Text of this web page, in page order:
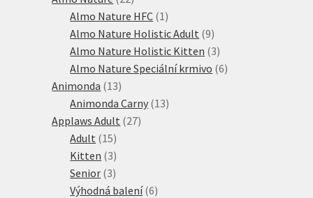
produktů
Almo Nature HFC 1 1
produkt
Almo Nature Holistic Adult 99
produktů
Almo Nature Holistic Kitten 33
produkty
Almo Nature Speciální krmivo 66
Animonda 1313
produktů
Animonda Carny 1313
Applaws Adult 2727
Adult 1515
produktů
Kitten 33
produkty
Senior 33
produkty
Výhodná balení 66